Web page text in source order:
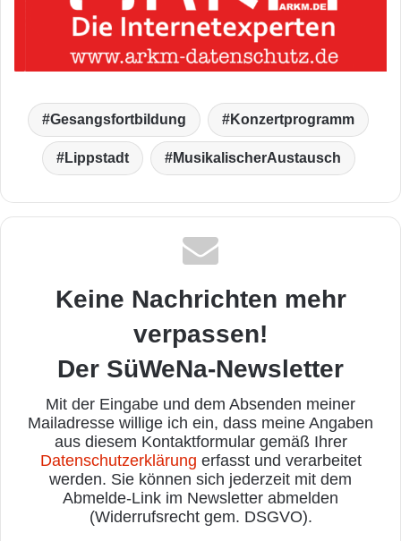
Gesangsfortbildung Konzertprogramm
Lippstadt MusikalischerAustausch
Keine Nachrichten mehr
verpassen!
Der SüWeNa-Newsletter
Mit der Eingabe und dem Absenden meiner
Mailadresse willige ich ein, dass meine Angaben
aus diesem Kontaktformular gemäß Ihrer
Datenschutzerklärung erfasst und verarbeitet
werden. Sie können sich jederzeit mit dem
Abmelde-Link im Newsletter abmelden
(Widerrufsrecht gem. DSGVO).